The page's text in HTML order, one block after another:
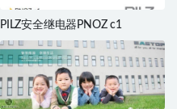
PILZ安全继电器PNOZ c1